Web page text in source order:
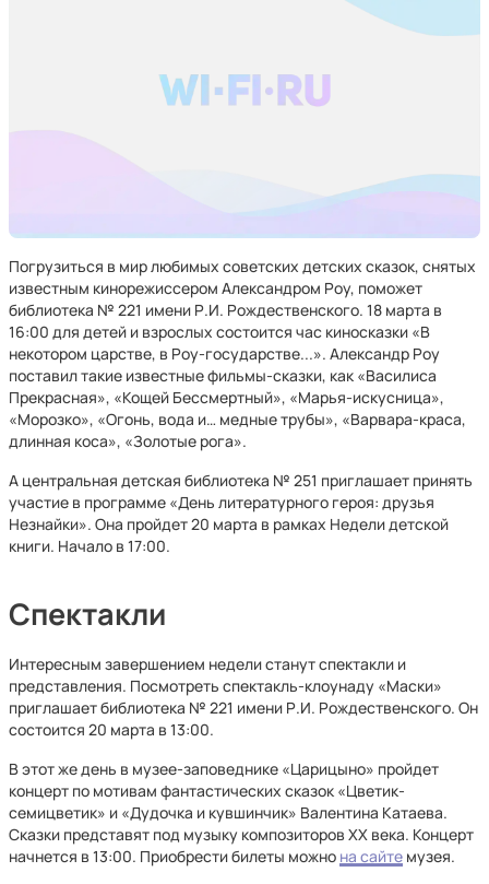
Погрузиться в мир любимых советских детских сказок, снятых
известным кинорежиссером Александром Роу, поможет
библиотека № 221 имени Р.И. Рождественского. 18 марта в
16:00 для детей и взрослых состоится час киносказки «В
некотором царстве, в Роу-государстве...». Александр Роу
поставил такие известные фильмы-сказки, как «Василиса
Прекрасная», «Кощей Бессмертный», «Марья-искусница»,
«Морозко», «Огонь, вода и… медные трубы», «Варвара-краса,
длинная коса», «Золотые рога».
А центральная детская библиотека № 251 приглашает принять
участие в программе «День литературного героя: друзья
Незнайки». Она пройдет 20 марта в рамках Недели детской
книги. Начало в 17:00.
Спектакли
Интересным завершением недели станут спектакли и
представления. Посмотреть спектакль-клоунаду «Маски»
приглашает библиотека № 221 имени Р.И. Рождественского. Он
состоится 20 марта в 13:00.
В этот же день в музее-заповеднике «Царицыно» пройдет
концерт по мотивам фантастических сказок «Цветик-
семицветик» и «Дудочка и кувшинчик» Валентина Катаева.
Сказки представят под музыку композиторов ХХ века. Концерт
начнется в 13:00. Приобрести билеты можно на сайте музея.